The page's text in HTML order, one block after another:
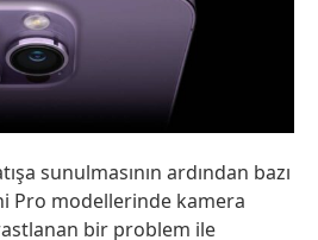
sunulmasının ardından bazı
Pro modellerinde kamera
bir problem ile